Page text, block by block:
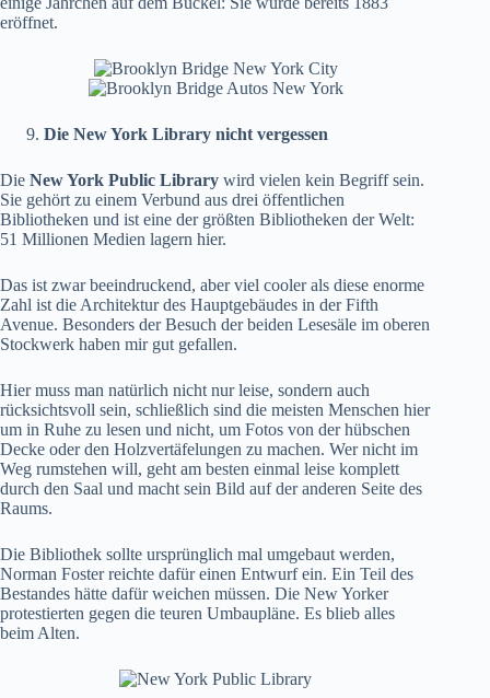
eröffnet.
Die New York Library nicht vergessen
Die New York Public Library wird vielen kein Begriff sein.
Sie gehört zu einem Verbund aus drei öffentlichen
Bibliotheken und ist eine der größten Bibliotheken der Welt:
51 Millionen Medien lagern hier.
Das ist zwar beeindruckend, aber viel cooler als diese enorme
Zahl ist die Architektur des Hauptgebäudes in der Fifth
Avenue. Besonders der Besuch der beiden Lesesäle im oberen
Stockwerk haben mir gut gefallen.
Hier muss man natürlich nicht nur leise, sondern auch
rücksichtsvoll sein, schließlich sind die meisten Menschen hier
um in Ruhe zu lesen und nicht, um Fotos von der hübschen
Decke oder den Holzvertäfelungen zu machen. Wer nicht im
Weg rumstehen will, geht am besten einmal leise komplett
durch den Saal und macht sein Bild auf der anderen Seite des
Raums.
Die Bibliothek sollte ursprünglich mal umgebaut werden,
Norman Foster reichte dafür einen Entwurf ein. Ein Teil des
Bestandes hätte dafür weichen müssen. Die New Yorker
protestierten gegen die teuren Umbaupläne. Es blieb alles
beim Alten.